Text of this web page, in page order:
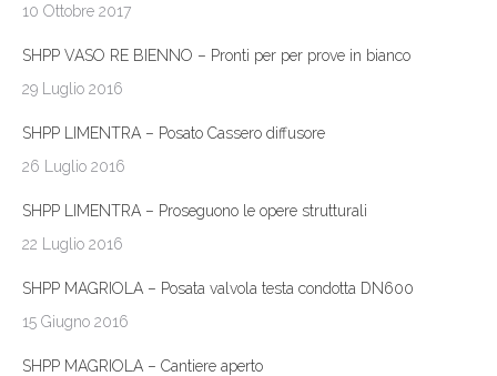
10 Ottobre 2017
SHPP VASO RE BIENNO – Pronti per per prove in bianco
29 Luglio 2016
SHPP LIMENTRA – Posato Cassero diffusore
26 Luglio 2016
SHPP LIMENTRA – Proseguono le opere strutturali
22 Luglio 2016
SHPP MAGRIOLA – Posata valvola testa condotta DN600
15 Giugno 2016
SHPP MAGRIOLA – Cantiere aperto